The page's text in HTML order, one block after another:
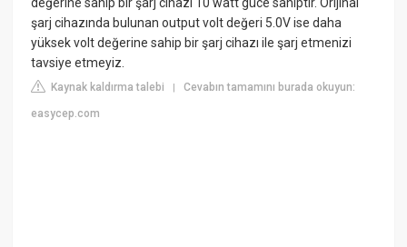
şarj cihazında bulunan output volt değeri 5.0V ise daha
yüksek volt değerine sahip bir şarj cihazı ile şarj etmenizi
tavsiye etmeyiz.
Kaynak kaldırma talebi |Cevabın tamamını burada okuyun:
easycep.com